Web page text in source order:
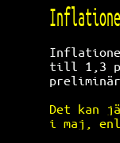
till 1,3
Det kan
i